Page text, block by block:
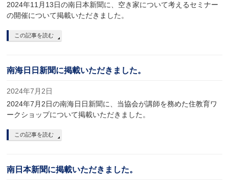
2024年11月13日の南日本新聞に、空き家について考えるセミナー
の開催について掲載いただきました。
この記事を読む
南海日日新聞に掲載いただきました。
2024年7月2日
2024年7月2日の南海日日新聞に、当協会が講師を務めた住教育ワ
ークショップについて掲載いただきました。
この記事を読む
南日本新聞に掲載いただきました。